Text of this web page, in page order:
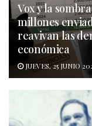
Vox y la
millones
reavivan las
económica
JUEVES, 25 JUNIO